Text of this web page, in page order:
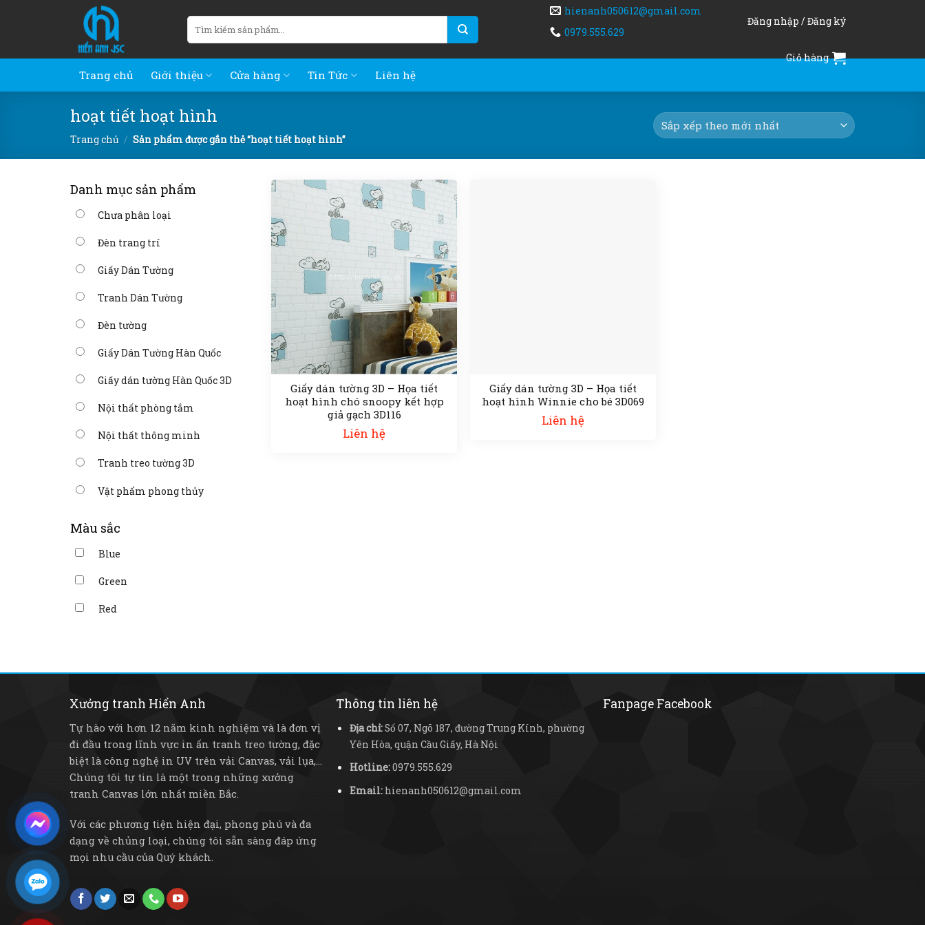
Tìm
kiếm:
hienanh050612@gmail.com
0979.555.629
Đăng nhập / Đăng ký
Giỏ hàng
Trang chủ Giới thiệu Cửa hàng Tin Tức Liên hệ
hoạt tiết hoạt hình
Trang chủ / Sản phẩm được gắn thẻ “hoạt tiết hoạt hình”
Danh mục sản phẩm
Chưa phân loại
Đèn trang trí
Giấy Dán Tường
Tranh Dán Tường
Đèn tường
Giấy Dán Tường Hàn Quốc
Giấy dán tường Hàn Quốc 3D
Nội thất phòng tắm
Nội thất thông minh
Tranh treo tường 3D
Vật phẩm phong thủy
Màu sắc
Blue
Green
Red
Giấy dán tường 3D – Họa tiết
hoạt hình chó snoopy kết hợp
giả gạch 3D116
Liên hệ
Giấy dán tường 3D – Họa tiết
hoạt hình Winnie cho bé 3D069
Liên hệ
Xưởng tranh Hiển Anh
Tự hào với hơn 12 năm kinh nghiệm và là đơn vị
đi đầu trong lĩnh vực in ấn tranh treo tường, đặc
biệt là công nghệ in UV trên vải Canvas, vải lụa,...
Chúng tôi tự tin là một trong những xưởng
tranh Canvas lớn nhất miền Bắc.
Với các phương tiện hiện đại, phong phú và đa
dạng về chủng loại, chúng tôi sẵn sàng đáp ứng
mọi nhu cầu của Quý khách.
Thông tin liên hệ
Địa chỉ:Số 07, Ngõ 187, đường Trung Kính, phường
Yên Hòa, quận Cầu Giấy, Hà Nội
Hotline:0979.555.629
Email: hienanh050612@gmail.com
Fanpage Facebook